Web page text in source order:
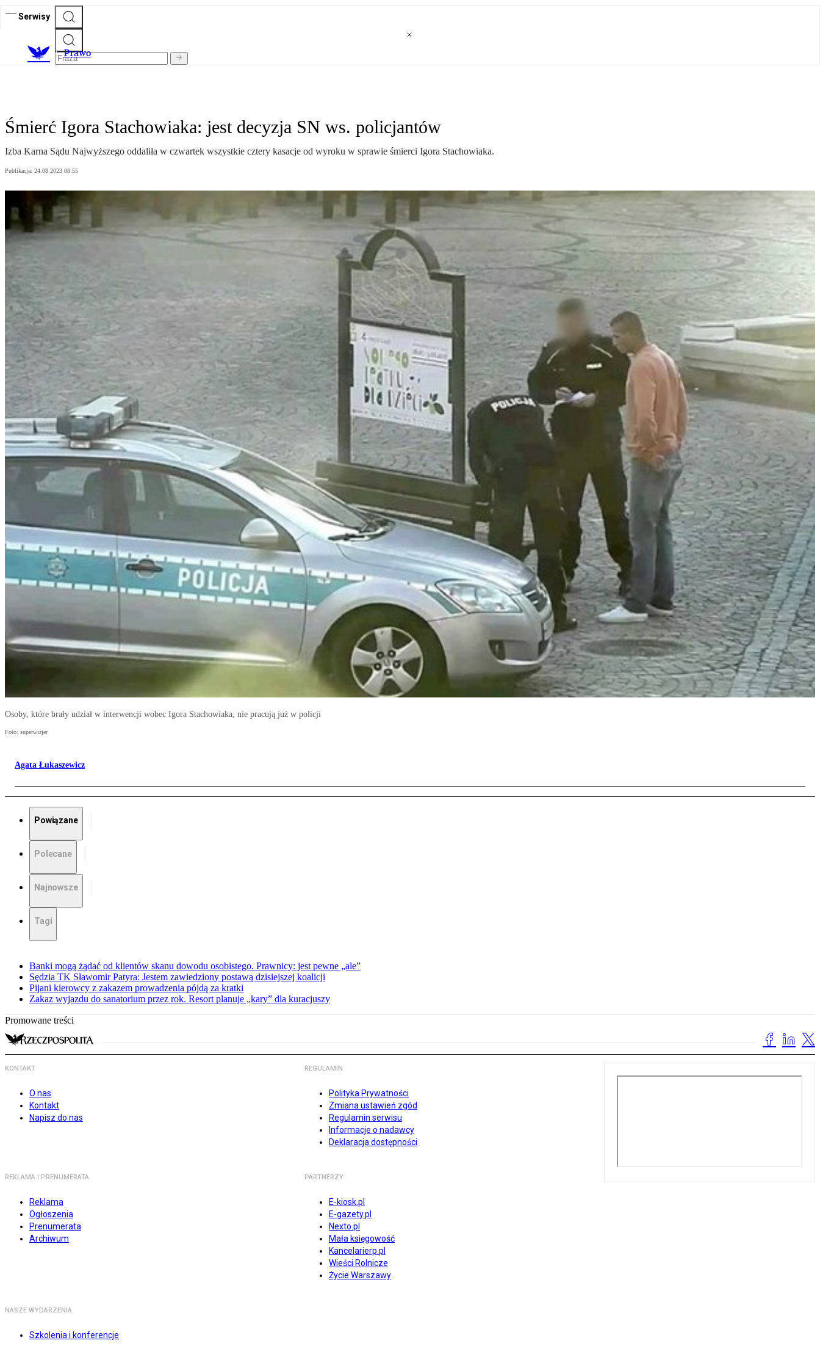
Serwisy
Prawo
Śmierć Igora Stachowiaka: jest decyzja SN ws. policjantów
Izba Karna Sądu Najwyższego oddaliła w czwartek wszystkie cztery kasacje od wyroku w sprawie śmierci Igora Stachowiaka.
Publikacja: 24.08.2023 08:55
Osoby, które brały udział w interwencji wobec Igora Stachowiaka, nie pracują już w policji
Foto: superwizjer
Agata Łukaszewicz
Powiązane
Polecane
Najnowsze
Tagi
Banki mogą żądać od klientów skanu dowodu osobistego. Prawnicy: jest pewne „ale”
Sędzia TK Sławomir Patyra: Jestem zawiedziony postawą dzisiejszej koalicji
Pijani kierowcy z zakazem prowadzenia pójdą za kratki
Zakaz wyjazdu do sanatorium przez rok. Resort planuje „kary” dla kuracjuszy
Promowane treści
KONTAKT
O nas
Kontakt
Napisz do nas
REGULAMIN
Polityka Prywatności
Zmiana ustawień zgód
Regulamin serwisu
Informacje o nadawcy
Deklaracja dostępności
REKLAMA I PRENUMERATA
Reklama
Ogłoszenia
Prenumerata
Archiwum
PARTNERZY
E-kiosk.pl
E-gazety.pl
Nexto.pl
Mała księgowość
Kancelarierp.pl
Wieści Rolnicze
Życie Warszawy
NASZE WYDARZENIA
Szkolenia i konferencje